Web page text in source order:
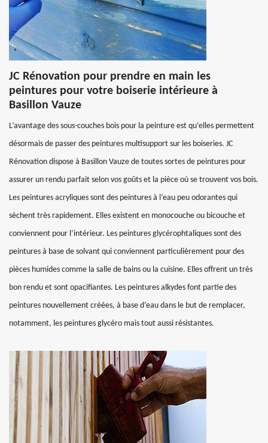
JC Rénovation pour prendre en main les
peintures pour votre boiserie intérieure à
Basillon Vauze
L’avantage des sous-couches bois pour la peinture est qu’elles permettent
désormais de passer des peintures multisupport sur les boiseries. JC
Rénovation dispose à Basillon Vauze de toutes sortes de peintures pour
assurer un rendu parfait selon vos goûts et la pièce où se trouvent vos bois.
Les peintures acryliques sont des peintures à l’eau peu odorantes qui
sèchent très rapidement. Elles existent en monocouche ou bicouche et
conviennent pour l’intérieur. Les peintures glycérophtaliques sont des
peintures à base de solvant qui conviennent particulièrement pour des
pièces humides comme la salle de bains ou la cuisine. Elles offrent un très
bon rendu et sont opacifiantes. Les peintures alkydes font partie des
peintures nouvellement créées, à base d’eau dans le but de remplacer,
notamment, les peintures glycéro mais tout aussi résistantes.